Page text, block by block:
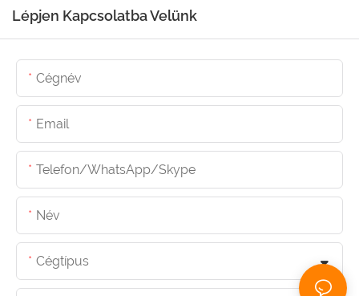
Lépjen Kapcsolatba Velünk
Cégnév
Email
Telefon/WhatsApp/Skype
Név
Cégtípus